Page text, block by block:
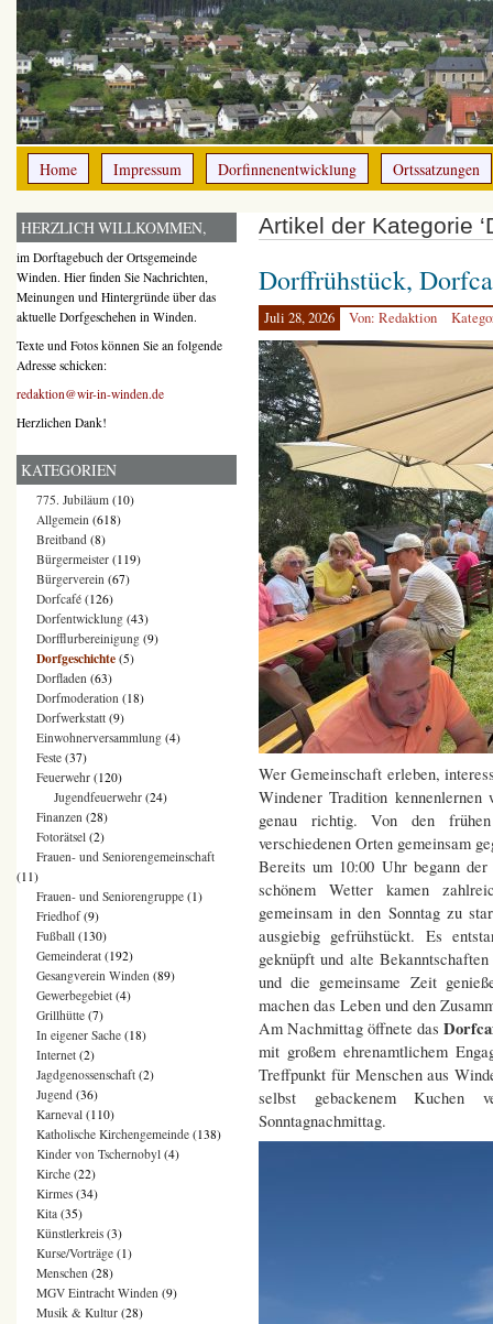
Home Impressum Dorfinnenentwicklung Ortssatzungen
Artikel der Kategorie
Dorffrühstück,
Juli 28, 2026 Von: Redaktion
Wer Gemeinschaft erleben,
Windener Tradition
genau richtig. Von den
verschiedenen Orten gemeinsam
Bereits um 10:00 Uhr begann
schönem Wetter kamen
gemeinsam in den Sonntag zu
ausgiebig gefrühstückt. Es
geknüpft und alte
und die gemeinsame Zeit
machen das Leben und den
Am Nachmittag öffnete das
mit großem ehrenamtlichem
Treffpunkt für Menschen aus
selbst gebackenem Kuchen
Sonntagnachmittag.
HERZLICH WILLKOMMEN,
im Dorftagebuch der Ortsgemeinde
Winden. Hier finden Sie Nachrichten,
Meinungen und Hintergründe über das
aktuelle Dorfgeschehen in Winden.
Texte und Fotos können Sie an folgende
Adresse schicken:
redaktion@wir-in-winden.de
Herzlichen Dank!
KATEGORIEN
775. Jubiläum (10)
Allgemein (618)
Breitband (8)
Bürgermeister (119)
Bürgerverein (67)
Dorfcafé (126)
Dorfentwicklung (43)
Dorfflurbereinigung (9)
Dorfgeschichte (5)
Dorfladen (63)
Dorfmoderation (18)
Dorfwerkstatt (9)
Einwohnerversammlung (4)
Feste (37)
Feuerwehr (120)
Jugendfeuerwehr (24)
Finanzen (28)
Fotorätsel (2)
Frauen- und Seniorengemeinschaft
(11)
Frauen- und Seniorengruppe (1)
Friedhof(9)
Fußball (130)
Gemeinderat (192)
Gesangverein Winden (89)
Gewerbegebiet (4)
Grillhütte (7)
In eigener Sache (18)
Internet (2)
Jagdgenossenschaft (2)
Jugend (36)
Karneval (110)
Katholische Kirchengemeinde (138)
Kinder von Tschernobyl (4)
Kirche (22)
Kirmes (34)
Kita (35)
Künstlerkreis (3)
Kurse/Vorträge (1)
Menschen (28)
MGV Eintracht Winden (9)
Musik & Kultur (28)